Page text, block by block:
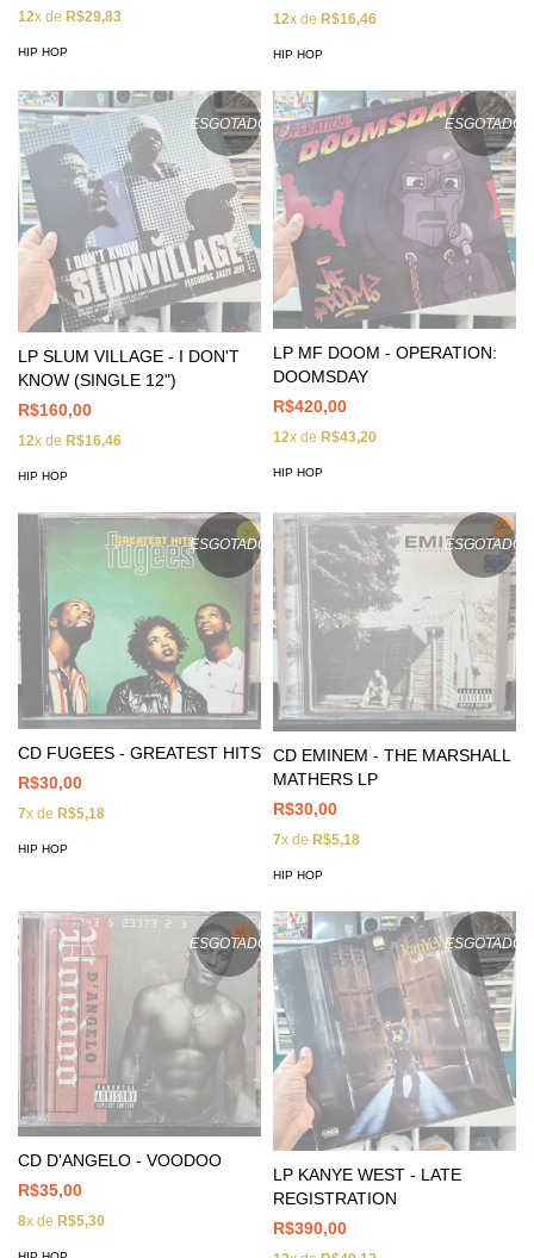
12x de R$29,83
HIP HOP
12x de R$16,46
HIP HOP
ESGOTADO
LP SLUM VILLAGE - I DON'T
KNOW (SINGLE 12")
R$160,00
12x de R$16,46
HIP HOP
ESGOTADO
LP MF DOOM - OPERATION:
DOOMSDAY
R$420,00
12x de R$43,20
HIP HOP
ESGOTADO
CD FUGEES - GREATEST HITS
R$30,00
7x de R$5,18
HIP HOP
ESGOTADO
CD EMINEM - THE MARSHALL
MATHERS LP
R$30,00
7x de R$5,18
HIP HOP
ESGOTADO
CD D'ANGELO - VOODOO
R$35,00
8x de R$5,30
ESGOTADO
LP KANYE WEST - LATE
REGISTRATION
R$390,00